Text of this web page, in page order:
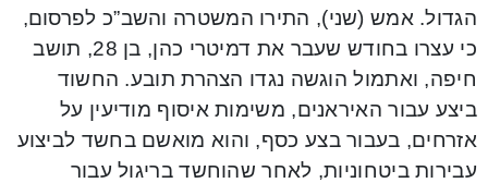
הגדול. אמש (שני), התירו המשטרה והשב”כ לפרסום,
כי עצרו בחודש שעבר את דמיטרי כהן, בן 28, תושב
חיפה, ואתמול הוגשה נגדו הצהרת תובע. החשוד
ביצע עבור האיראנים, משימות איסוף מודיעין על
אזרחים, בעבור בצע כסף, והוא מואשם בחשד לביצוע
עבירות ביטחוניות, לאחר שהוחשד בריגול עבור